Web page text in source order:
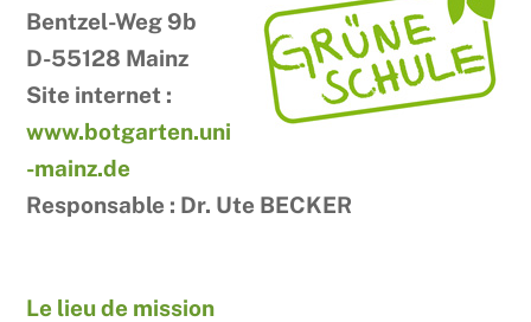
Bentzel-Weg 9b
D-55128 Mainz
Site internet :
www.botgarten.uni
-mainz.de
Responsable : Dr. Ute BECKER
Le lieu de mission